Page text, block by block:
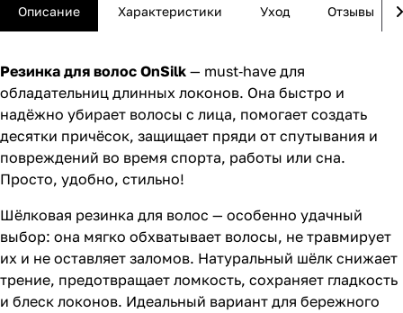
Описание Характеристики Уход Отзывы
Резинка для волос OnSilk — must‑have для
обладательниц длинных локонов. Она быстро и
надёжно убирает волосы с лица, помогает создать
десятки причёсок, защищает пряди от спутывания и
повреждений во время спорта, работы или сна.
Просто, удобно, стильно!
Шёлковая резинка для волос — особенно удачный
выбор: она мягко обхватывает волосы, не травмирует
их и не оставляет заломов. Натуральный шёлк снижает
трение, предотвращает ломкость, сохраняет гладкость
и блеск локонов. Идеальный вариант для бережного